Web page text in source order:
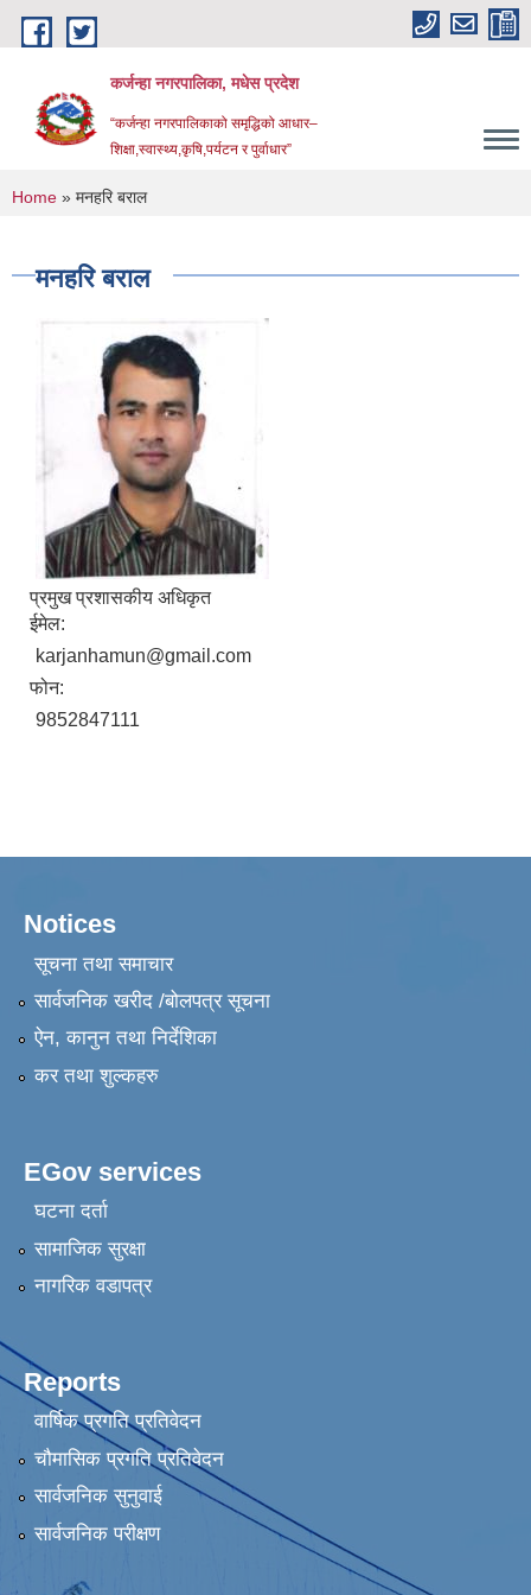
Skip to main content
कर्जन्हा नगरपालिका, मधेस प्रदेश
“कर्जन्हा नगरपालिकाको समृद्धिको आधार–
शिक्षा,स्वास्थ्य,कृषि,पर्यटन र पुर्वाधार”
You are here
Home » मनहरि बराल
मनहरि बराल
प्रमुख प्रशासकीय अधिकृत
ईमेल:
karjanhamun@gmail.com
फोन:
9852847111
Notices
सूचना तथा समाचार
सार्वजनिक खरीद /बोलपत्र सूचना
ऐन, कानुन तथा निर्देशिका
कर तथा शुल्कहरु
EGov services
घटना दर्ता
सामाजिक सुरक्षा
नागरिक वडापत्र
Reports
वार्षिक प्रगति प्रतिवेदन
चौमासिक प्रगति प्रतिवेदन
सार्वजनिक सुनुवाई
सार्वजनिक परीक्षण